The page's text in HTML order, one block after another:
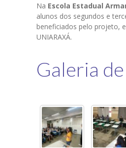
Na Escola Estadual
alunos dos segundos e
beneficiados pelo projeto,
UNIARAXÁ.
Galeria